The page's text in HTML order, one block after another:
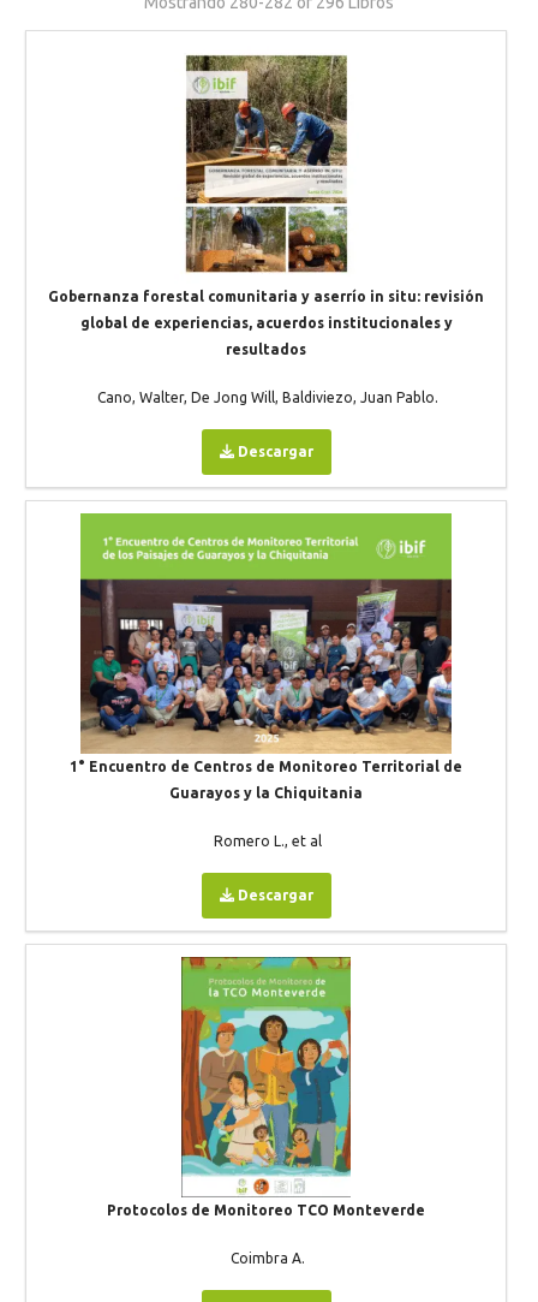
Gobernanza forestal comunitaria y aserrío in situ: revisión
global de experiencias, acuerdos institucionales y
resultados
Cano, Walter, De Jong Will, Baldiviezo, Juan Pablo.
Descargar
1° Encuentro de Centros de Monitoreo Territorial de
Guarayos y la Chiquitania
Romero L., et al
Descargar
Protocolos de Monitoreo TCO Monteverde
Coimbra A.